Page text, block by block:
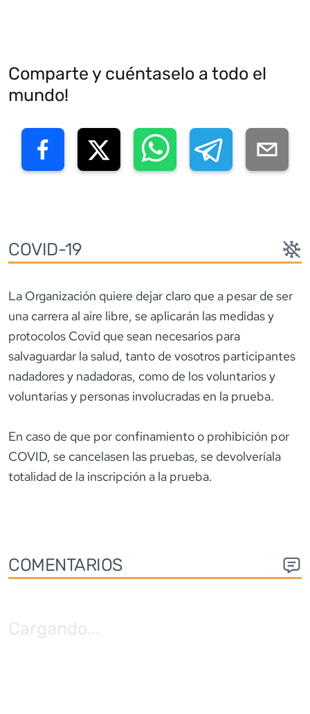
Comparte y cuéntaselo a todo el
mundo!
COVID-19
La Organización quiere dejar claro que a pesar de ser
una carrera al aire libre, se aplicarán las medidas y
protocolos Covid que sean necesarios para
salvaguardar la salud, tanto de vosotros participantes
nadadores y nadadoras, como de los voluntarios y
voluntarias y personas involucradas en la prueba.
En caso de que por confinamiento o prohibición por
COVID, se cancelasen las pruebas, se devolveríala
totalidad de la inscripción a la prueba.
COMENTARIOS
Cargando...